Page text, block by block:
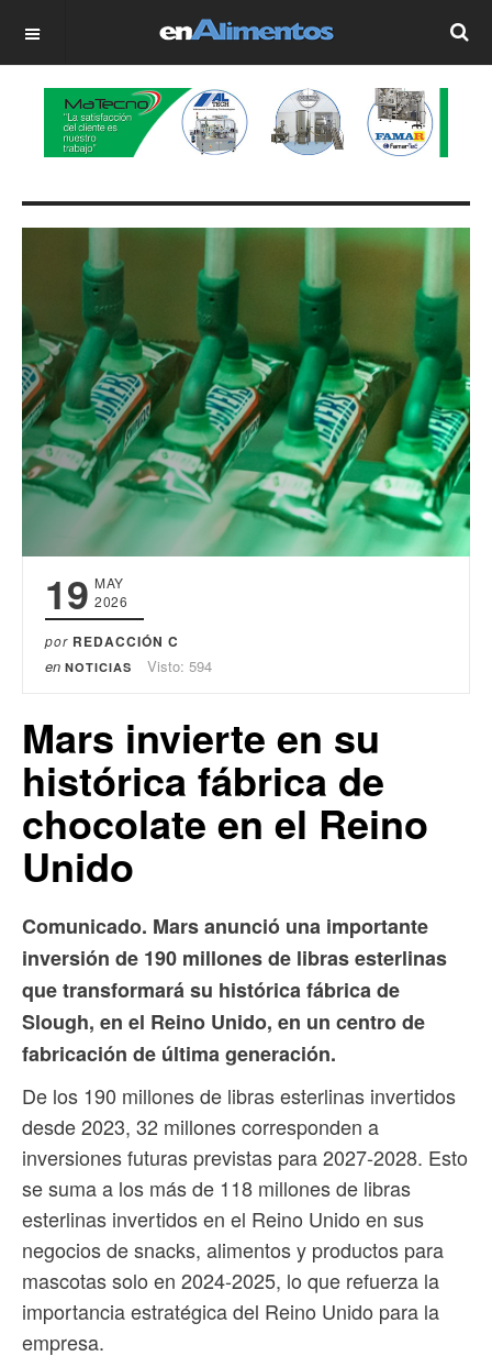
OFF CANVAS
19 MAY
2026
por REDACCIÓN C
en NOTICIAS Visto: 594
Mars invierte en su
histórica fábrica de
chocolate en el Reino
Unido
Comunicado. Mars anunció una importante
inversión de 190 millones de libras esterlinas
que transformará su histórica fábrica de
Slough, en el Reino Unido, en un centro de
fabricación de última generación.
De los 190 millones de libras esterlinas invertidos
desde 2023, 32 millones corresponden a
inversiones futuras previstas para 2027-2028. Esto
se suma a los más de 118 millones de libras
esterlinas invertidos en el Reino Unido en sus
negocios de snacks, alimentos y productos para
mascotas solo en 2024-2025, lo que refuerza la
importancia estratégica del Reino Unido para la
empresa.